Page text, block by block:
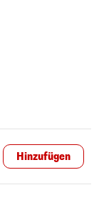
Hinzufügen